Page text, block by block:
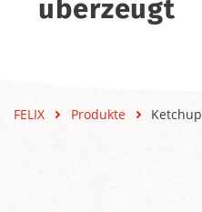
überzeugt
FELIX Produkte Ketchup